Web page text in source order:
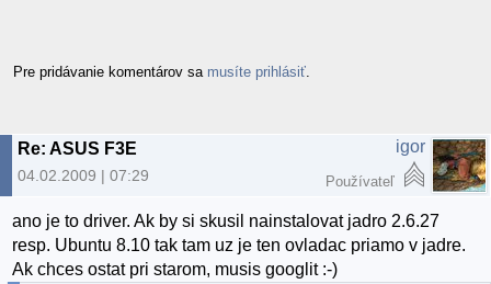
Pre pridávanie komentárov sa musíte prihlásiť
Re: ASUS F3E
04.02.2009 | 07:29
igor
Používateľ
ano je to driver. Ak by si skusil nainstalovat jadro 2.6.27
resp. Ubuntu 8.10 tak tam uz je ten ovladac priamo v jadre.
Ak chces ostat pri starom, musis googlit :-)